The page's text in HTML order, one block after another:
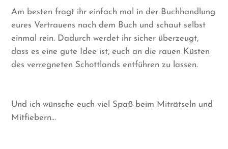
Am besten fragt ihr einfach mal in der Buchhandlung
eures Vertrauens nach dem Buch und schaut selbst
einmal rein. Dadurch werdet ihr sicher überzeugt,
dass es eine gute Idee ist, euch an die rauen Küsten
des verregneten Schottlands entführen zu lassen.
Und ich wünsche euch viel Spaß beim Miträtseln und
Mitfiebern…